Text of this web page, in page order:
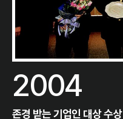
2004
존경 받는 기업인 대상 수상